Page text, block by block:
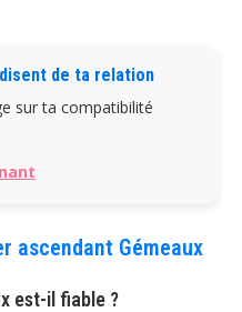
de ta relation
sur ta compatibilité
ascendant Gémeaux
est-il fiable ?